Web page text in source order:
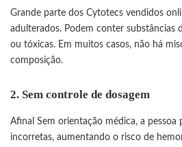
Grande parte dos Cytotecs vendidos
adulterados. Podem conter substâncias
ou tóxicas. Em muitos casos, não há
composição.
2. Sem controle de dosagem
Afinal Sem orientação médica, a pessoa
incorretas, aumentando o risco de